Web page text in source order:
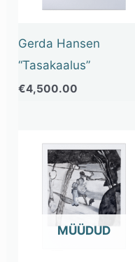
Gerda Hansen
“Tasakaalus”
€4,500.00
OUT OF STOCK